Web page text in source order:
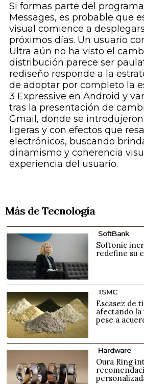
Si formas parte del
Messages, es probable que
visual comience a
próximos días. Un usuario
Ultra aún no ha visto el
distribución parece ser
rediseño responde a la
de adoptar por completo la
3 Expressive en Android y
tras la presentación de
Gmail, donde se
ligeras y con efectos que
electrónicos, buscando
dinamismo y coherencia
experiencia del usuario.
Más de Tecnología
SoftBank
Softonic
redefine su
TSMC
Escasez de
afectando la
pese a
Hardware
Oura Ring